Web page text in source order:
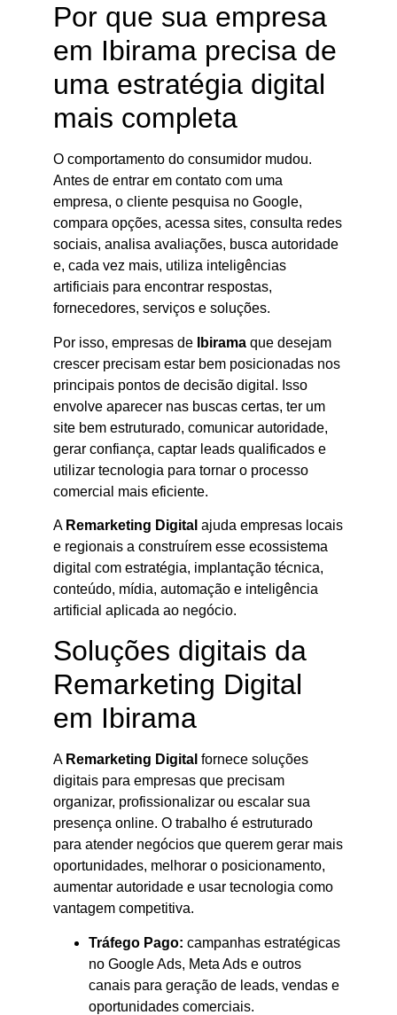
Por que sua empresa
em Ibirama precisa de
uma estratégia digital
mais completa
O comportamento do consumidor mudou.
Antes de entrar em contato com uma
empresa, o cliente pesquisa no Google,
compara opções, acessa sites, consulta redes
sociais, analisa avaliações, busca autoridade
e, cada vez mais, utiliza inteligências
artificiais para encontrar respostas,
fornecedores, serviços e soluções.
Por isso, empresas de Ibirama que desejam
crescer precisam estar bem posicionadas nos
principais pontos de decisão digital. Isso
envolve aparecer nas buscas certas, ter um
site bem estruturado, comunicar autoridade,
gerar confiança, captar leads qualificados e
utilizar tecnologia para tornar o processo
comercial mais eficiente.
A Remarketing Digital ajuda empresas locais
e regionais a construírem esse ecossistema
digital com estratégia, implantação técnica,
conteúdo, mídia, automação e inteligência
artificial aplicada ao negócio.
Soluções digitais da
Remarketing Digital
em Ibirama
A Remarketing Digital fornece soluções
digitais para empresas que precisam
organizar, profissionalizar ou escalar sua
presença online. O trabalho é estruturado
para atender negócios que querem gerar mais
oportunidades, melhorar o posicionamento,
aumentar autoridade e usar tecnologia como
vantagem competitiva.
Tráfego Pago: campanhas estratégicas
no Google Ads, Meta Ads e outros
canais para geração de leads, vendas e
oportunidades comerciais.